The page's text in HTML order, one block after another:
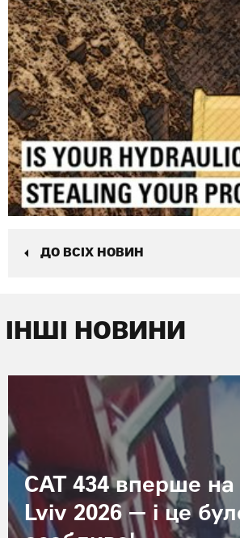
ДО ВСІХ НОВИН
ІНШІ НОВИНИ
CAT 434 вперше на
Lviv 2026 — і це